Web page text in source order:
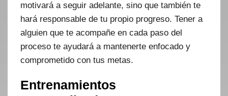
motivará a seguir adelante, sino que también te
hará responsable de tu propio progreso. Tener a
alguien que te acompañe en cada paso del
proceso te ayudará a mantenerte enfocado y
comprometido con tus metas.
Entrenamientos